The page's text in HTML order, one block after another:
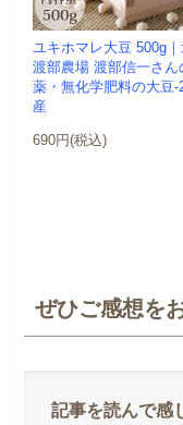
ユキホマレ大豆 500g
渡部農場 渡部信一さん
薬・無化学肥料の大豆-
産
690円(税込)
ぜひご感想を